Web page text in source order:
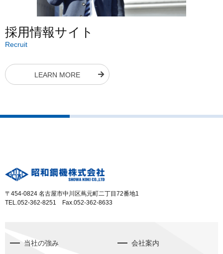
採用情報サイト
Recruit
LEARN MORE
〒454-0824 名古屋市中川区蔦元町二丁目72番地1
TEL.052-362-8251 Fax.052-362-8633
当社の強み 会社案内